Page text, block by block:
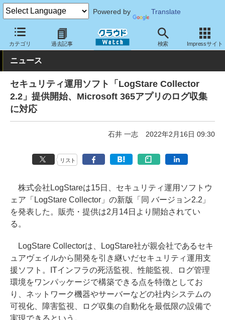
Powered by Translate
カテゴリ 過去記事 検索 Impressサイト
クラウド Watch セキュリティ セキュリティソフト
ニュース
セキュリティ運用ソフト「LogStare Collector
2.2」提供開始、Microsoft 365アプリのログ収集
に対応
石井 一志 2022年2月16日 09:30
リスト
株式会社LogStareは15日、セキュリティ運用ソフトウ
ェア「LogStare Collector」の新版「同 バージョン2.2」
を発表した。販売・提供は2月14日より開始されてい
る。
LogStare Collectorは、LogStare社が親会社であるセキ
ュアヴェイルから開発を引き継いだセキュリティ運用支
援ソフト。ITインフラの死活監視、性能監視、ログ管理
環境をワンパッケージで構築できる点を特徴としてお
り、ネットワーク機器やサーバーなどの社内システムの
可視化、障害監視、ログ収集の自動化を最低限の設備で
実現できるという。